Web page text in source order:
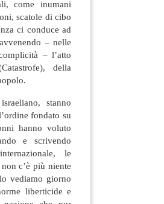
come inumani
scatole di cibo
ci conduce ad
– nelle
– l’atto
della
stanno
fondato su
hanno voluto
e scrivendo
le
c’è più niente
vediamo giorno
liberticide e